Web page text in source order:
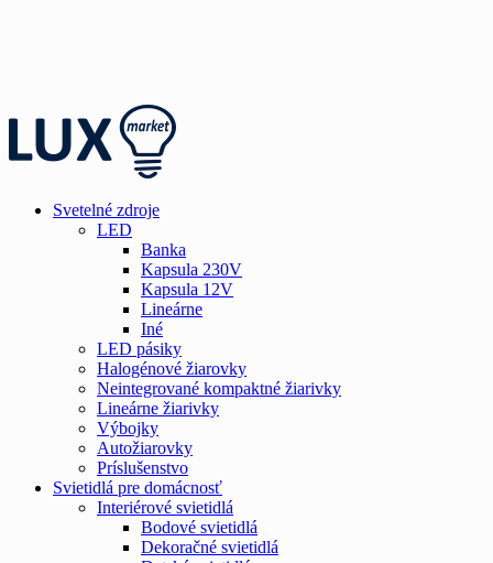
Svetelné zdroje
LED
Banka
Kapsula 230V
Kapsula 12V
Lineárne
Iné
LED pásiky
Halogénové žiarovky
Neintegrované kompaktné žiarivky
Lineárne žiarivky
Výbojky
Autožiarovky
Príslušenstvo
Svietidlá pre domácnosť
Interiérové svietidlá
Bodové svietidlá
Dekoračné svietidlá